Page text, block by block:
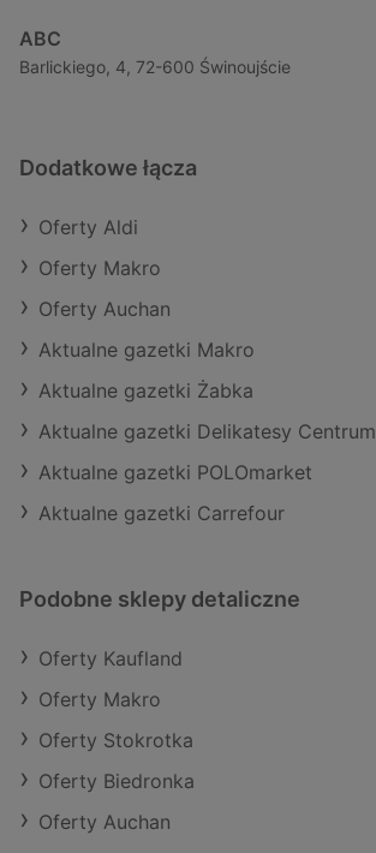
ABC
Barlickiego, 4, 72-600 Świnoujście
Dodatkowe łącza
Oferty Aldi
Oferty Makro
Oferty Auchan
Aktualne gazetki Makro
Aktualne gazetki Żabka
Aktualne gazetki Delikatesy Centrum
Aktualne gazetki POLOmarket
Aktualne gazetki Carrefour
Podobne sklepy detaliczne
Oferty Kaufland
Oferty Makro
Oferty Stokrotka
Oferty Biedronka
Oferty Auchan